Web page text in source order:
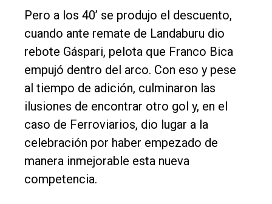
Pero a los 40’ se produjo el descuento,
cuando ante remate de Landaburu dio
rebote Gáspari, pelota que Franco Bica
empujó dentro del arco. Con eso y pese
al tiempo de adición, culminaron las
ilusiones de encontrar otro gol y, en el
caso de Ferroviarios, dio lugar a la
celebración por haber empezado de
manera inmejorable esta nueva
competencia.